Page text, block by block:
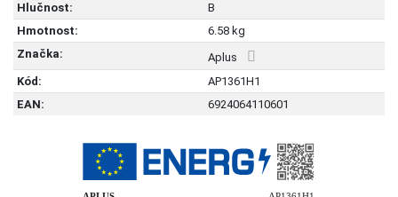
Hlučnost:
B
Hmotnost:
6.58 kg
Značka:
Aplus
Kód:
AP1361H1
EAN:
6924064110601